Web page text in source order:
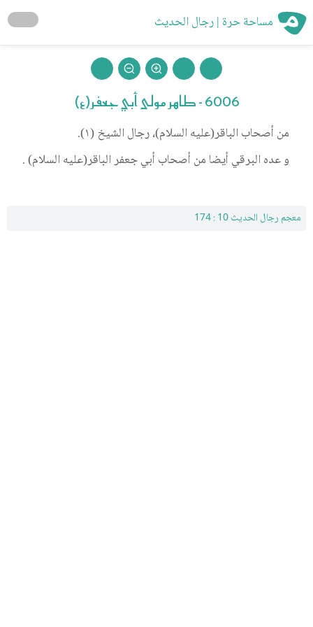
مساحة حرة | رجال الحديث
6006 - طاهر مولى أبي جعفر(ع)
من أصحاب الباقر(عليه السلام)، رجال الشيخ (١).
و عده البرقي أيضا من أصحاب أبي جعفر الباقر(عليه السلام) .
معجم رجال الحديث 10 : 174